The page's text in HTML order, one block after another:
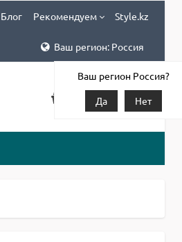
Блог Рекомендуем Style.kz
Ваш регион: Россия
Ваш регион Россия?
Да
Нет